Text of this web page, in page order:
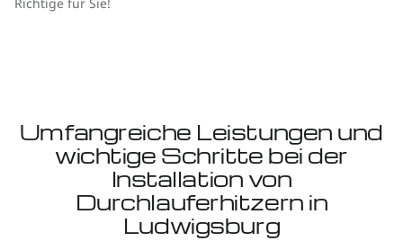
Richtige für Sie!
Umfangreiche Leistungen und
wichtige Schritte bei der
Installation von
Durchlauferhitzern in
Ludwigsburg